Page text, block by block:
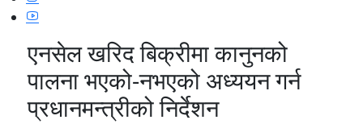
एनसेल खरिद बिक्रीमा कानुनको
पालना भएको-नभएको अध्ययन गर्न
प्रधानमन्त्रीको निर्देशन